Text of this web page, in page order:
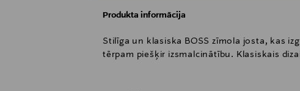
Produkta informācija
Stilīga un klasiska BOSS zīmola josta, kas
tērpam piešķir izsmalcinātību. Klasiskais